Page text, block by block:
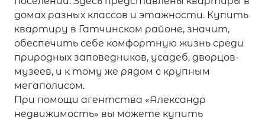
домах разных классов и этажности. Купить
квартиру в Гатчинском районе, значит,
обеспечить себе комфортную жизнь среди
природных заповедников, усадеб, дворцов-
музеев, и к тому же рядом с крупным
мегаполисом.
При помощи агентства «Александр
недвижимость» вы можете купить